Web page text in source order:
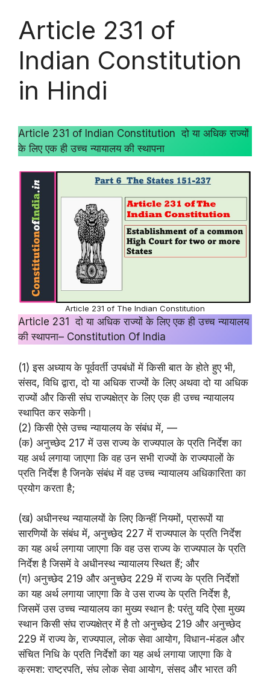
Article 231 of
Indian Constitution
in Hindi
Article 231 of Indian Constitution दो या अधिक राज्यों
के लिए एक ही उच्च न्यायालय की स्थापना
Article 231 of The Indian Constitution
Article 231 दो या अधिक राज्यों के लिए एक ही उच्च न्यायालय
की स्थापना– Constitution Of India
(1) इस अध्याय के पूर्ववर्ती उपबंधों में किसी बात के होते हुए भी,
संसद, विधि द्वारा, दो या अधिक राज्यों के लिए अथवा दो या अधिक
राज्यों और किसी संघ राज्यक्षेत्र के लिए एक ही उच्च न्यायालय
स्थापित कर सकेगी।
(2) किसी ऐसे उच्च न्यायालय के संबंध में, —
(क) अनुच्छेद 217 में उस राज्य के राज्यपाल के प्रति निर्देश का
यह अर्थ लगाया जाएगा कि वह उन सभी राज्यों के राज्यपालों के
प्रति निर्देश है जिनके संबंध में वह उच्च न्यायालय अधिकारिता का
प्रयोग करता है;
(ख) अधीनस्थ न्यायालयों के लिए किन्हीं नियमों, प्रारूपों या
सारणियों के संबंध में, अनुच्छेद 227 में राज्यपाल के प्रति निर्देश
का यह अर्थ लगाया जाएगा कि वह उस राज्य के राज्यपाल के प्रति
निर्देश है जिसमें वे अधीनस्थ न्यायालय स्थित हैं; और
(ग) अनुच्छेद 219 और अनुच्छेद 229 में राज्य के प्रति निर्देशों
का यह अर्थ लगाया जाएगा कि वे उस राज्य के प्रति निर्देश है,
जिसमें उस उच्च न्यायालय का मुख्य स्थान है: परंतु यदि ऐसा मुख्य
स्थान किसी संघ राज्यक्षेत्र में है तो अनुच्छेद 219 और अनुच्छेद
229 में राज्य के, राज्यपाल, लोक सेवा आयोग, विधान-मंडल और
संचित निधि के प्रति निर्देशों का यह अर्थ लगाया जाएगा कि वे
क्रमश: राष्ट्रपति, संघ लोक सेवा आयोग, संसद और भारत की